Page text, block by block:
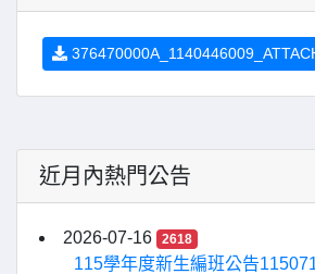
近月內熱門公告
2026-07-16 2618
115學年度新生編班公告